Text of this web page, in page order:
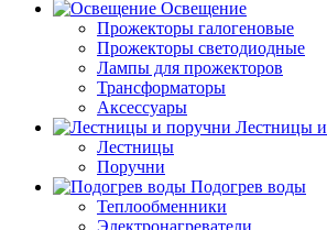
Освещение
Прожекторы галогеновые
Прожекторы светодиодные
Лампы для прожекторов
Трансформаторы
Аксессуары
Лестницы
Лестницы
Поручни
Подогрев воды
Теплообменники
Электронагреватели